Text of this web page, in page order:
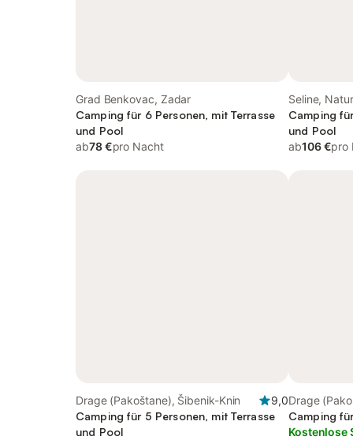
Grad Benkovac, Zadar
Camping für 6 Personen, mit Terrasse
und Pool
ab78 €pro Nacht
Seline,
Camping
und Pool
ab106 €pro
Drage (Pakoštane), Šibenik-Knin
9,0
Camping für 5 Personen, mit Terrasse
und Pool
Drage
Camping
Kostenlose